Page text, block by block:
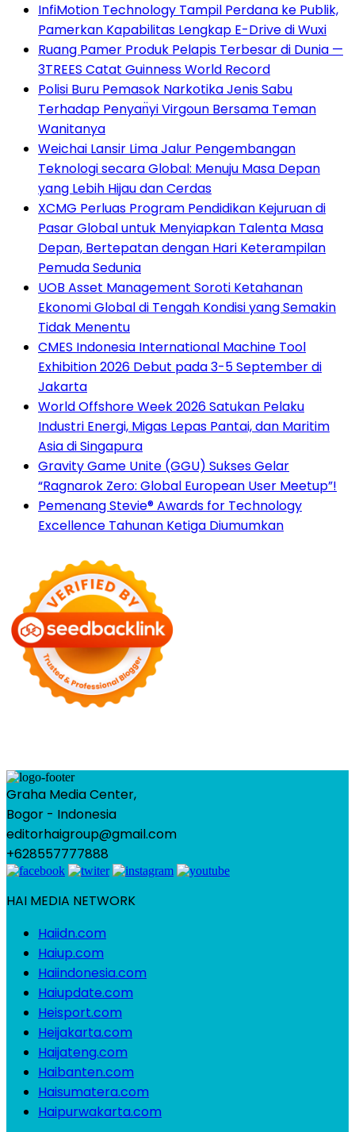
InfiMotion Technology Tampil Perdana ke Publik,
Pamerkan Kapabilitas Lengkap E-Drive di Wuxi
Ruang Pamer Produk Pelapis Terbesar di Dunia —
3TREES Catat Guinness World Record
Polisi Buru Pemasok Narkotika Jenis Sabu
Terhadap Penyan̈yi Virgoun Bersama Teman
Wanitanya
Weichai Lansir Lima Jalur Pengembangan
Teknologi secara Global: Menuju Masa Depan
yang Lebih Hijau dan Cerdas
XCMG Perluas Program Pendidikan Kejuruan di
Pasar Global untuk Menyiapkan Talenta Masa
Depan, Bertepatan dengan Hari Keterampilan
Pemuda Sedunia
UOB Asset Management Soroti Ketahanan
Ekonomi Global di Tengah Kondisi yang Semakin
Tidak Menentu
CMES Indonesia International Machine Tool
Exhibition 2026 Debut pada 3-5 September di
Jakarta
World Offshore Week 2026 Satukan Pelaku
Industri Energi, Migas Lepas Pantai, dan Maritim
Asia di Singapura
Gravity Game Unite (GGU) Sukses Gelar
“Ragnarok Zero: Global European User Meetup”!
Pemenang Stevie® Awards for Technology
Excellence Tahunan Ketiga Diumumkan
Graha Media Center,
Bogor - Indonesia
editorhaigroup@gmail.com
+628557777888
HAI MEDIA NETWORK
Haiidn.com
Haiup.com
Haiindonesia.com
Haiupdate.com
Heisport.com
Heijakarta.com
Haijateng.com
Haibanten.com
Haisumatera.com
Haipurwakarta.com